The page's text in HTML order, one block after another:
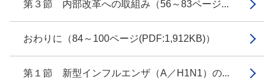
第３節 内部改革への取組み（56～83ページ...
おわりに（84～100ページ(PDF:1,912KB)）
第１節 新型インフルエンザ（A／H1N1）の...